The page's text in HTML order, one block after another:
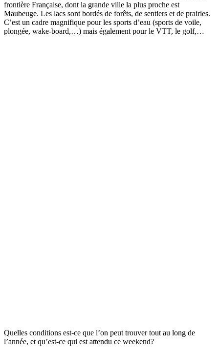
frontière Française, dont la grande ville la plus proche est
Maubeuge. Les lacs sont bordés de forêts, de sentiers et de prairies.
C’est un cadre magnifique pour les sports d’eau (sports de voile,
plongée, wake-board,…) mais également pour le VTT, le golf,…
Quelles conditions est-ce que l’on peut trouver tout au long de
l’année, et qu’est-ce qui est attendu ce weekend?